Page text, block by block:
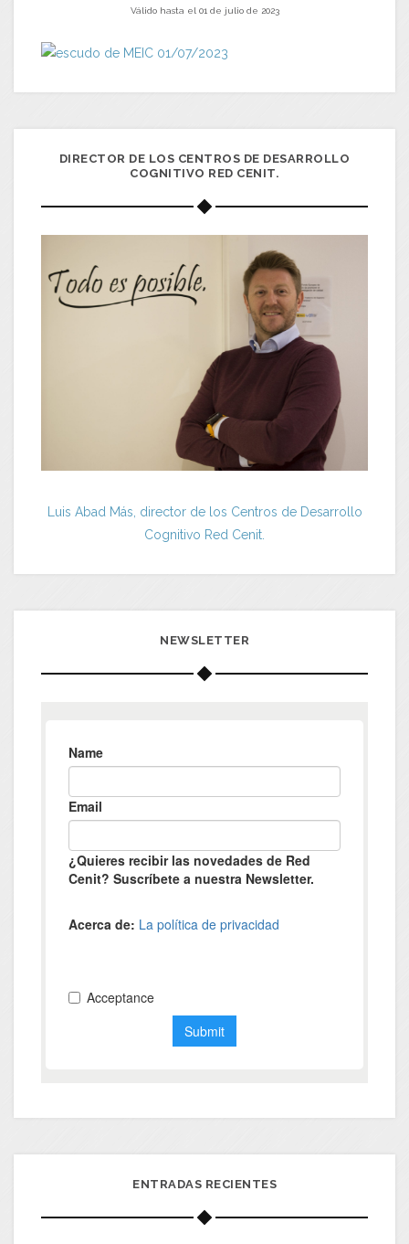
Válido hasta el 01 de julio de 2023
DIRECTOR DE LOS CENTROS DE DESARROLLO
COGNITIVO RED CENIT.
Luis Abad Más, director de los Centros de Desarrollo
Cognitivo Red Cenit.
NEWSLETTER
ENTRADAS RECIENTES